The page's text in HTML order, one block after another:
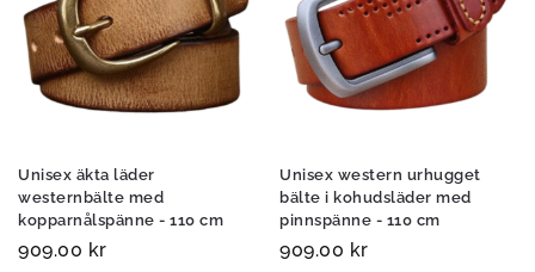
Unisex äkta läder
westernbälte med
kopparnålspänne - 110 cm
909.00 kr
Unisex western urhugget
bälte i kohudsläder med
pinnspänne - 110 cm
909.00 kr